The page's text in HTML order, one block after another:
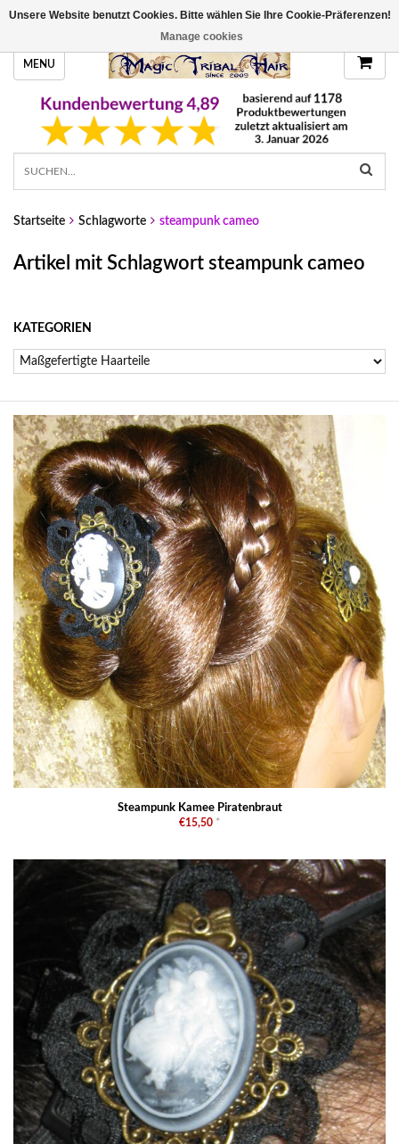
HANDGEFERTIGTE HAARTEILE, DEINE FARBE
MENU
Startseite Schlagworte steampunk cameo
Artikel mit Schlagwort steampunk cameo
KATEGORIEN
Steampunk Kamee Piratenbraut
€15,50 *
Unsere Website benutzt Cookies. Bitte wählen Sie Ihre Cookie-Präferenzen!
Manage cookies